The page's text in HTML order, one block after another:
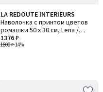
LA REDOUTE INTERIEURS
Наволочка с принтом цветов
ромашки 50 x 30 см, Lena /
Лена
1600 ₽-14%
1376 ₽